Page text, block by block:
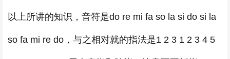
以上所讲的知识，音符是do re mi fa so la si do si la
so fa mi re do，与之相对就的指法是1 2 3 1 2 3 4 5